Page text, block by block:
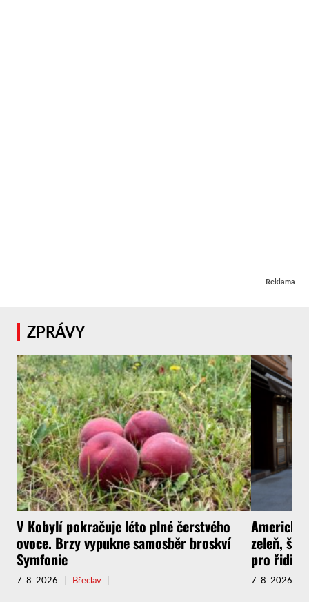
Reklama
ZPRÁVY
V Kobylí pokračuje léto plné čerstvého
ovoce. Brzy vypukne samosběr broskví
Symfonie
7. 8. 2026 Břeclav
Americká
zeleň,
pro řidiče
7. 8. 2026